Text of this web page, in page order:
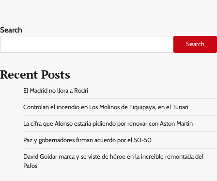
Search
Search
Recent Posts
El Madrid no llora a Rodri
Controlan el incendio en Los Molinos de Tiquipaya, en el Tunari
La cifra que Alonso estaría pidiendo por renovar con Aston Martin
Paz y gobernadores firman acuerdo por el 50-50
David Goldar marca y se viste de héroe en la increíble remontada del
Pafos